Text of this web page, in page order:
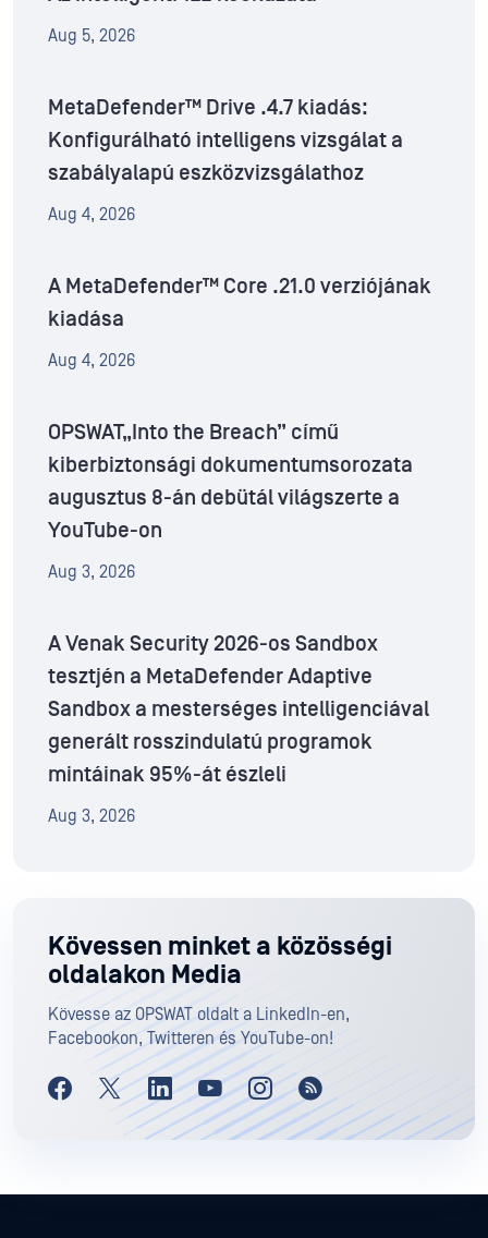
Aug 5, 2026
MetaDefender™ Drive .4.7 kiadás:
Konfigurálható intelligens vizsgálat a
szabályalapú eszközvizsgálathoz
Aug 4, 2026
A MetaDefender™ Core .21.0 verziójának
kiadása
Aug 4, 2026
OPSWAT„Into the Breach” című
kiberbiztonsági dokumentumsorozata
augusztus 8-án debütál világszerte a
YouTube-on
Aug 3, 2026
A Venak Security 2026-os Sandbox
tesztjén a MetaDefender Adaptive
Sandbox a mesterséges intelligenciával
generált rosszindulatú programok
mintáinak 95%-át észleli
Aug 3, 2026
Kövessen minket a közösségi
oldalakon Media
Kövesse az OPSWAT oldalt a LinkedIn-en,
Facebookon, Twitteren és YouTube-on!